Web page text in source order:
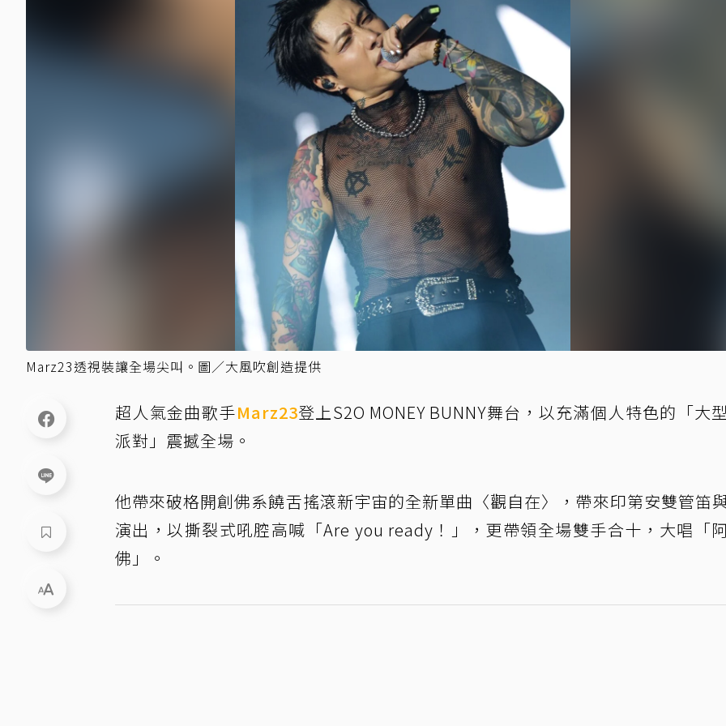
Marz23透視裝讓全場尖叫。圖／大風吹創造提供
超人氣金曲歌手Marz23登上S2O MONEY BUNNY舞台，以充滿個人特色的「大
派對」震撼全場。
他帶來破格開創佛系饒舌搖滾新宇宙的全新單曲〈觀自在〉，帶來印第安雙管笛
演出，以撕裂式吼腔高喊「Are you ready！」，更帶領全場雙手合十，大唱「
佛」。